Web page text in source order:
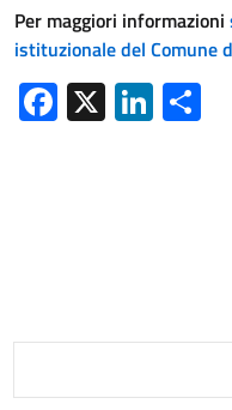
Per maggiori informazioni
istituzionale del Comune
Facebook
X